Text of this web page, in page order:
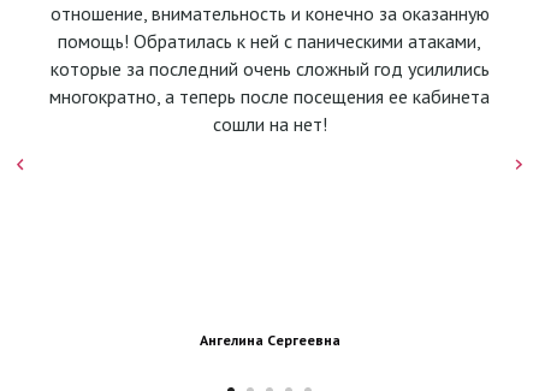
отношение, внимательность и конечно за оказанную
помощь! Обратилась к ней с паническими атаками,
которые за последний очень сложный год усилились
многократно, а теперь после посещения ее кабинета
сошли на нет!
Ангелина Сергеевна